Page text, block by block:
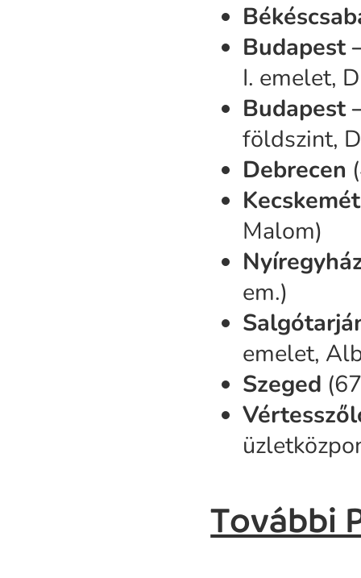
Budapest
I. emelet,
Budapest
földszint,
Debrecen
Kecskemét
Malom)
em.)
emelet,
Szeged
További